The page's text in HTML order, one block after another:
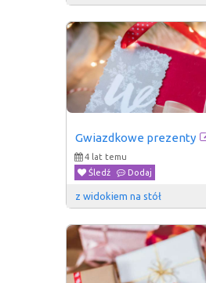
Gwiazdkowe prezenty
4 lat temu
Śledź
Dodaj
z widokiem na stół